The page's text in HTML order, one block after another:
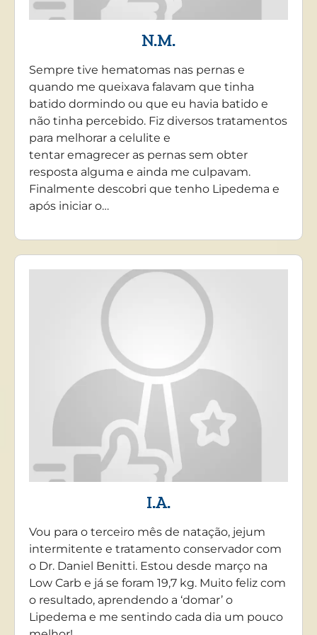
N.M.
Sempre tive hematomas nas pernas e
quando me queixava falavam que tinha
batido dormindo ou que eu havia batido e
não tinha percebido. Fiz diversos tratamentos
para melhorar a celulite e
tentar emagrecer as pernas sem obter
resposta alguma e ainda me culpavam.
Finalmente descobri que tenho Lipedema e
após iniciar o…
I.A.
Vou para o terceiro mês de natação, jejum
intermitente e tratamento conservador com
o Dr. Daniel Benitti. Estou desde março na
Low Carb e já se foram 19,7 kg. Muito feliz com
o resultado, aprendendo a ‘domar’ o
Lipedema e me sentindo cada dia um pouco